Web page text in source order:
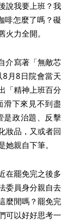
說我要上班？我
啡怎麼了嗎？礙
力全開。
介寫著「無敵芯
月8日院會當天
「精神上班百分
滑下來見不到盡
是政治題、反擊
妝品，又或者回
親自下筆。
在罷免完之後多
委員身分親自去
麼閒嗎？罷免完
可以好好思考一